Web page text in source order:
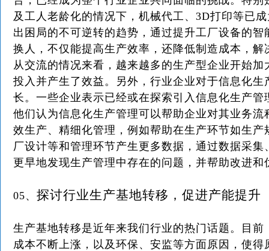
及工人老龄化的情况下，机械代工、3D打印等已
出困局的不可逆转的趋势，通过提升工厂设备的智
换人，不仅能提高生产效率，还降低制造成本，解
从交流的情况来看，越来越多的生产型企业开始加
投入并产生了效益。另外，行业企业对于信息化生
长。一些企业表示已经或在探索引入信息化生产管
他们认为信息化生产管理可以帮助企业对其业务流
效生产、精细化管理，例如帮助在生产环节如生产
厂设计等和管理环节产生更多数据，通过数据采集
更早地发现生产管理中存在的问题，并帮助改进和
05、 探讨行业生产基地转移，促进产能提升
生产基地转移是近年来我们行业的热门话题。目前
成本不断上涨，以及环保、安监等方面原因，使得